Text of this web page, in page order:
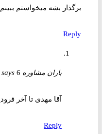
برگذار بشه میخواستم ببینم
Reply
باران مشاوره says 6 سال ago
آقا مهدی تا آخر
Reply